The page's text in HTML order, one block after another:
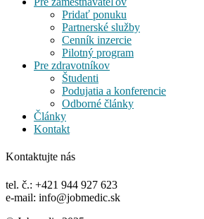
Pridať ponuku
Partnerské služby
Cenník inzercie
Pilotný program
Pre zdravotníkov
Študenti
Podujatia a konferencie
Odborné články
Články
Kontakt
Kontaktujte nás
tel. č.: +421 944 927 623
e-mail: info@jobmedic.sk